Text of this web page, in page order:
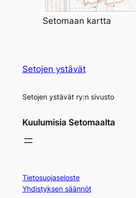
Setomaan kartta
Setojen ystävät
Setojen ystävät ry:n sivusto
Kuulumisia Setomaalta
Tietosuojaseloste
Yhdistyksen säännöt